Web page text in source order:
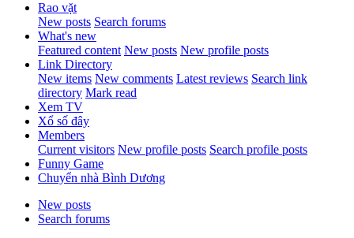
Rao vặt
New posts Search forums
What's new
Featured content New posts New profile posts
Link Directory
New items New comments Latest reviews Search link
directory Mark read
Xem TV
Xổ số đây
Members
Current visitors New profile posts Search profile posts
Funny Game
Chuyển nhà Bình Dương
New posts
Search forums